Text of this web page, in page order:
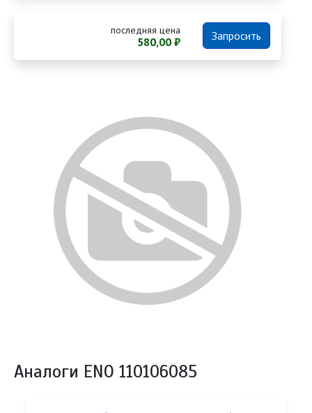
последняя цена
580,00 ₽ Запросить
Аналоги ENO 110106085